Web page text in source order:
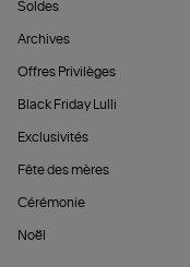
Soldes
Archives
Offres Privilèges
Black Friday Lulli
Exclusivités
Fête des mères
Cérémonie
Noël